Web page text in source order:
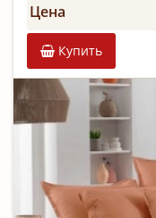
Цена
Купить